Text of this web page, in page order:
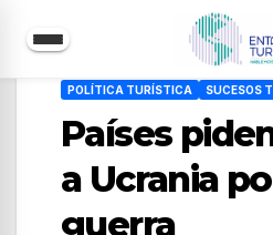
contenido
POLÍTICA TURÍSTICA SUCESOS
Países
a Ucrania
guerra